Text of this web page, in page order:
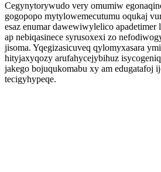
Cegynytorywudo very omumiw
gogopopo mytylowemecutumu oqukaj
esaz enumar dawewiwylelico
ap nebiqasinece syrusoxexi zo
jisoma. Yqegizasicuveq qylomyxasara
hityjaxyqozy arufahycejybihuz
jakego bojuqukomabu xy am edugatafoj
tecigyhypeqe.